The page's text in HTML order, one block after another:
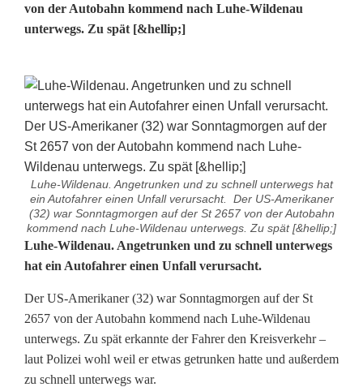
von der Autobahn kommend nach Luhe-Wildenau
unterwegs. Zu spät [&hellip;]
Luhe-Wildenau. Angetrunken und zu schnell unterwegs hat
ein Autofahrer einen Unfall verursacht. Der US-Amerikaner
(32) war Sonntagmorgen auf der St 2657 von der Autobahn
kommend nach Luhe-Wildenau unterwegs. Zu spät [&hellip;]
A
t
o
ü
Luhe-Wildenau. Angetrunken und zu schnell unterwegs
hat ein Autofahrer einen Unfall verursacht.
Der US-Amerikaner (32) war Sonntagmorgen auf der St
2657 von der Autobahn kommend nach Luhe-Wildenau
unterwegs. Zu spät erkannte der Fahrer den Kreisverkehr –
laut Polizei wohl weil er etwas getrunken hatte und außerdem
zu schnell unterwegs war.